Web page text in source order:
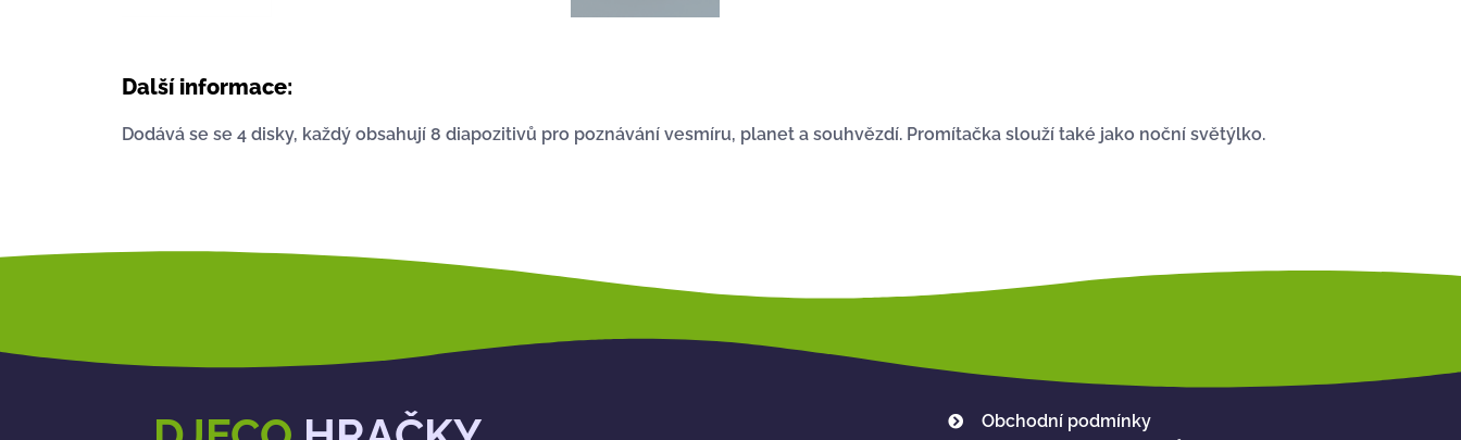
Další informace:
Dodává se se 4 disky, každý obsahují 8 diapozitivů pro poznávání vesmíru, planet a souhvězdí. Promítačka slouží také jako noční světýlko.
Obchodní podmínky